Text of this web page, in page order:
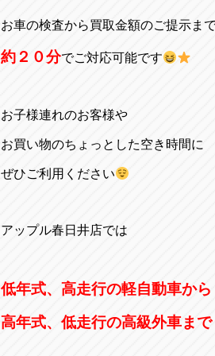
お車の検査から買取金額のご提示ま
約２０分でご対応可能です
お子様連れのお客様や
お買い物のちょっとした空き時間に
ぜひご利用ください
アップル春日井店では
低年式、高走行の軽自動車から
高年式、低走行の高級外車まで